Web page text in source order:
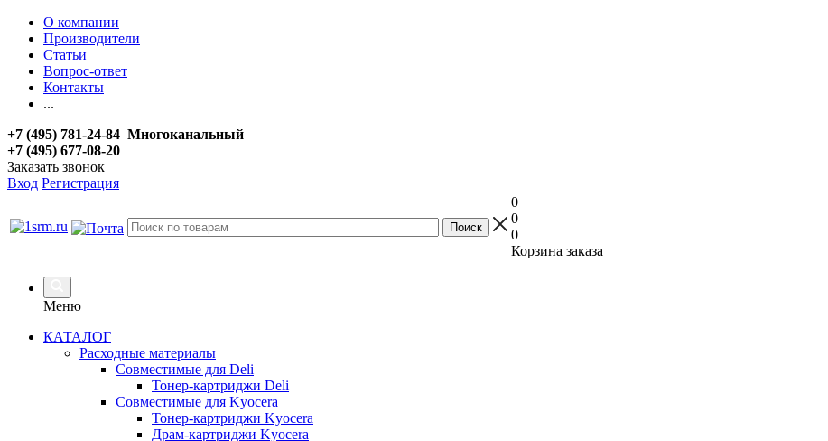
О компании
Производители
Статьи
Вопрос-ответ
Контакты
...
+7 (495) 781-24-84 Многоканальный
+7 (495) 677-08-20
Заказать звонок
Вход Регистрация
0
0
0
Корзина заказа
Меню
КАТАЛОГ
Расходные материалы
Совместимые для Deli
Тонер-картриджи Deli
Совместимые для Kyocera
Тонер-картриджи Kyocera
Драм-картриджи Kyocera